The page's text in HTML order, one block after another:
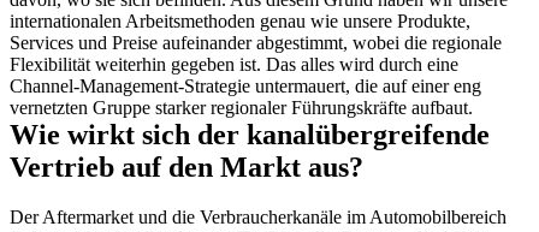
internationalen Arbeitsmethoden genau wie unsere Produkte,
Services und Preise aufeinander abgestimmt, wobei die regionale
Flexibilität weiterhin gegeben ist. Das alles wird durch eine
Channel-Management-Strategie untermauert, die auf einer eng
vernetzten Gruppe starker regionaler Führungskräfte aufbaut.
Wie wirkt sich der kanalübergreifende
Vertrieb auf den Markt aus?
Der Aftermarket und die Verbraucherkanäle im Automobilbereich